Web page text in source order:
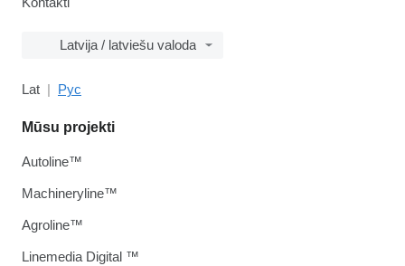
Latvija / latviešu valoda
Lat Рус
Mūsu projekti
Autoline™
Machineryline™
Agroline™
Linemedia Digital ™